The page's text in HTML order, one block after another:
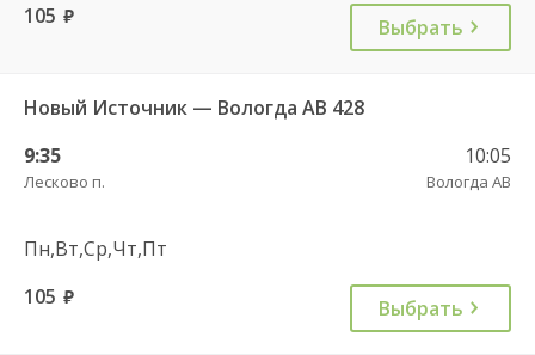
105 руб. Выбрать
Новый Источник — Вологда АВ 428
9:35
Лесково п.
10:05
Вологда АВ
Пн,Вт,Ср,Чт,Пт
105 руб. Выбрать